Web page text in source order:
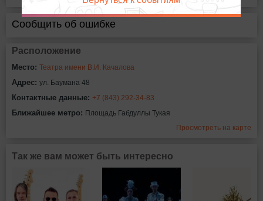
Сообщить об ошибке
Расположение
Место: Театра имени В.И. Качалова
Адрес: ул. Баумана 48
Контактные данные: +7 (843) 292-34-83
Ближайшее метро: Площадь Габдуллы Тукая
Просмотреть на карте
Так же вам может быть интересно